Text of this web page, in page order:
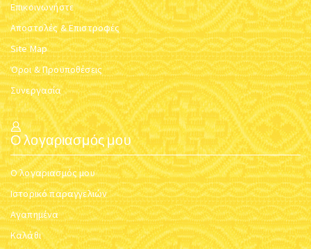
Επικοινωνήστε
Αποστολές & Επιστροφές
Site Map
Όροι & Προϋποθέσεις
Συνεργασία
Ο λογαριασμός μου
Ο λογαριασμός μου
Ιστορικό παραγγελιών
Αγαπημένα
Καλάθι